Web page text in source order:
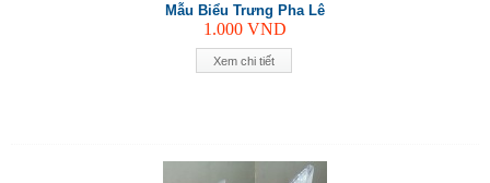
Xem chi tiết
Mẫu Biểu Trưng Pha Lê
1.000 VND